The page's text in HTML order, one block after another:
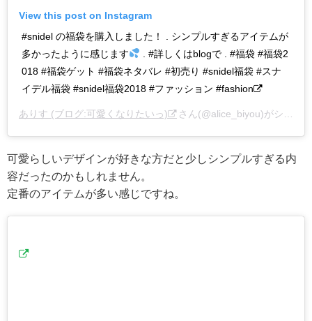
View this post on Instagram
#snidel の福袋を購入しました！ . シンプルすぎるアイテムが
多かったように感じます
. #詳しくはblogで . #福袋 #福袋2
018 #福袋ゲット #福袋ネタバレ #初売り #snidel福袋 #スナ
イデル福袋 #snidel福袋2018 #ファッション #fashion
ありす (ブログ:可愛くなりたいっ) さん(@alice_biyou)がシェアした投稿 –
可愛らしいデザインが好きな方だと少しシンプルすぎる内
容だったのかもしれません。
定番のアイテムが多い感じですね。